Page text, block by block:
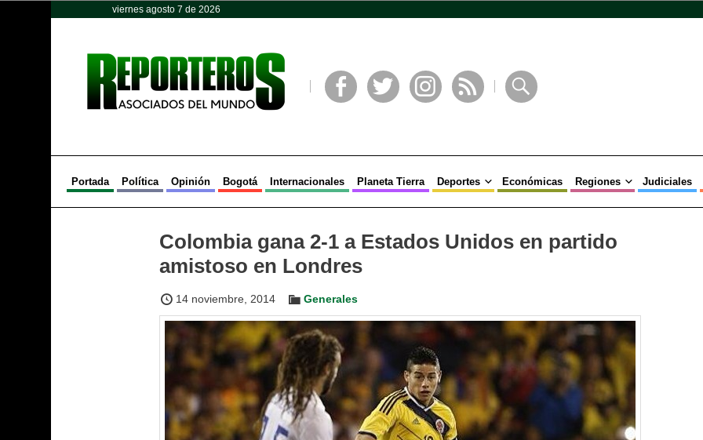
viernes agosto 7 de 2026
Portada Política Opinión Bogotá Internacionales Planeta Tierra Deportes Económicas Regiones Judiciales
Colombia gana 2-1 a Estados Unidos en partido
amistoso en Londres
14 noviembre, 2014 Generales
Opinión Política